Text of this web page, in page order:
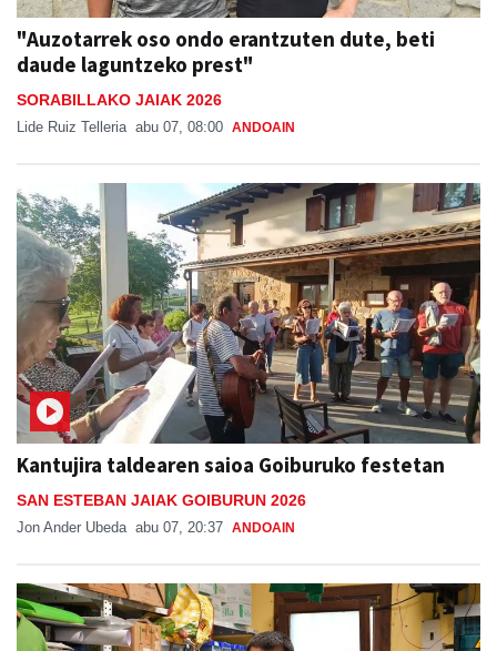
"Auzotarrek oso ondo erantzuten dute, beti
daude laguntzeko prest"
SORABILLAKO JAIAK 2026
Lide Ruiz Telleria abu 07, 08:00 ANDOAIN
Kantujira taldearen saioa Goiburuko festetan
SAN ESTEBAN JAIAK GOIBURUN 2026
Jon Ander Ubeda abu 07, 20:37 ANDOAIN